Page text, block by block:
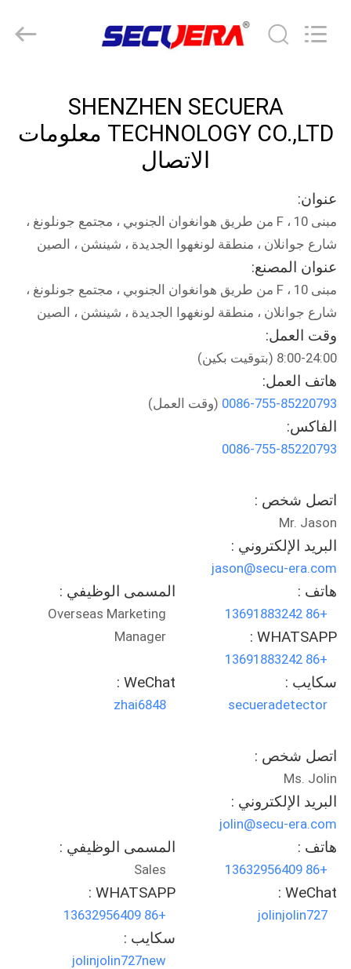
منتجات
عنا
جولة
في
المعمل
مراقبة
الجودة
اتصل
اطلب
اقتباس
خريطة
الموقع
PRIVACY
POLICY
CO.,LTD.
SHENZHEN SECUERA
TECHNOLOGY CO.,LTD معلومات
الاتصال
عنوان:
مبنى F ، 10 من طريق هوانغوان الجنوبي ، مجتمع جونلونغ ،
شارع جوانلان ، منطقة لونغهوا الجديدة ، شينشن ، الصين
عنوان المصنع:
مبنى F ، 10 من طريق هوانغوان الجنوبي ، مجتمع جونلونغ ،
شارع جوانلان ، منطقة لونغهوا الجديدة ، شينشن ، الصين
وقت العمل:
8:00-24:00 (بتوقيت بكين)
هاتف العمل:
0086-755-85220793 (وقت العمل)
الفاكس:
0086-755-85220793
اتصل شخص :
Mr. Jason
البريد الإلكتروني :
jason@secu-era.com
المسمى الوظيفي :
Overseas Marketing
Manager
هاتف :
+86 13691883242
WHATSAPP :
+86 13691883242
WeChat :
zhai6848
سكايب :
secueradetector
اتصل شخص :
Ms. Jolin
البريد الإلكتروني :
jolin@secu-era.com
المسمى الوظيفي :
Sales
هاتف :
+86 13632956409
WHATSAPP :
+86 13632956409
WeChat :
jolinjolin727
سكايب :
jolinjolin727new